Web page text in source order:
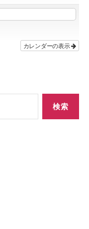
カレンダーの表示